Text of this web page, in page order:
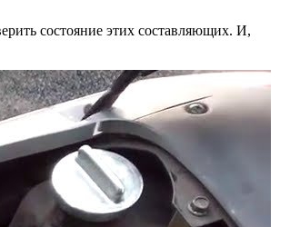
состояние этих составляющих. И,